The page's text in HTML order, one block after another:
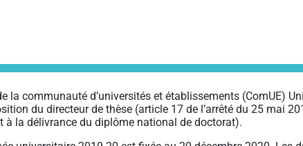
la communauté d’universités et établissements (ComUE)
du directeur de thèse (article 17 de l’arrêté du 25 mai
la délivrance du diplôme national de doctorat).